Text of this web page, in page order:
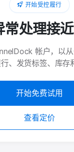
开始受控履行
常处理接
帐户，以
、发货标签、库存
开始免费试用
查看定价